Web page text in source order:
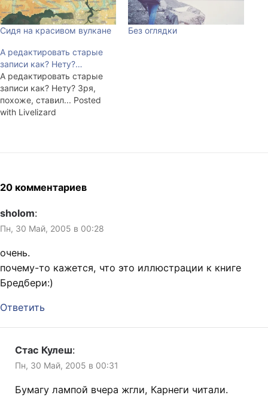
Сидя на красивом вулкане Без оглядки
А редактировать старые
записи как? Нету?…
А редактировать старые
записи как? Нету? Зря,
похоже, ставил... Posted
with Livelizard
20 комментариев
sholom:
Пн, 30 Май, 2005 в 00:28
очень.
почему-то кажется, что это иллюстрации к книге
Бредбери:)
Ответить
Стас Кулеш:
Пн, 30 Май, 2005 в 00:31
Бумагу лампой вчера жгли, Карнеги читали.